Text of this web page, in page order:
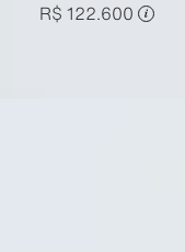
R$ 122.600